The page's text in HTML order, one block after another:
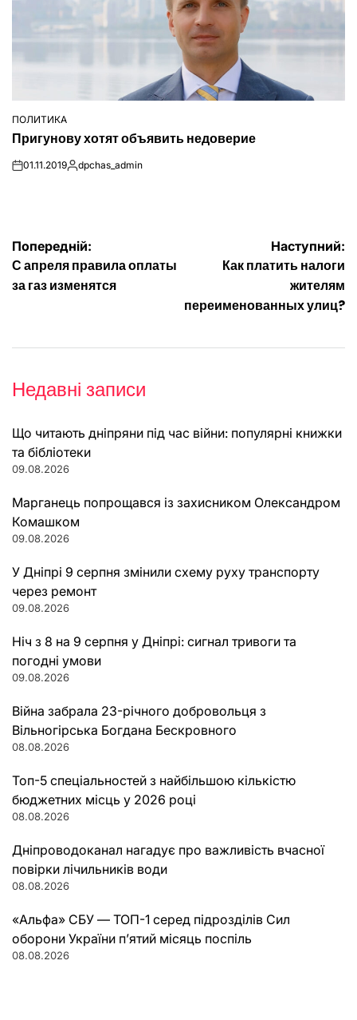
ОПУБЛІКУВАТИ
ПОЛИТИКА
Пригунову хотят объявить недоверие
on01.11.2019Опубліковано
dpchas_admin
Навігація
записів
Попередній:
С апреля правила оплаты
за газ изменятся
Наступний:
Как платить налоги
жителям
переименованных улиц?
Недавні записи
Що читають дніпряни під час війни: популярні книжки
та бібліотеки
09.08.2026
Марганець попрощався із захисником Олександром
Комашком
09.08.2026
У Дніпрі 9 серпня змінили схему руху транспорту
через ремонт
09.08.2026
Ніч з 8 на 9 серпня у Дніпрі: сигнал тривоги та
погодні умови
09.08.2026
Війна забрала 23-річного добровольця з
Вільногірська Богдана Бескровного
08.08.2026
Топ-5 спеціальностей з найбільшою кількістю
бюджетних місць у 2026 році
08.08.2026
Дніпроводоканал нагадує про важливість вчасної
повірки лічильників води
08.08.2026
«Альфа» СБУ — ТОП-1 серед підрозділів Сил
оборони України п’ятий місяць поспіль
08.08.2026